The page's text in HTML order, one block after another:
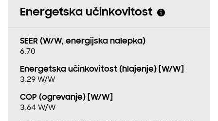
Energetska učinkovitost
SEER (W/W, energijska nalepka)
6.70
Energetska učinkovitost (hlajenje) [W/W]
3.29 W/W
COP (ogrevanje) [W/W]
3.64 W/W